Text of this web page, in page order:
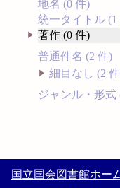
地名 (0 件)
統一タイトル (1
著作 (0 件)
普通件名 (2 件)
細目なし (2
ジャンル・形式
国立国会図書館ホー